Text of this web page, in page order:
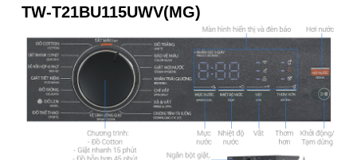
TW-T21BU115UWV(MG)